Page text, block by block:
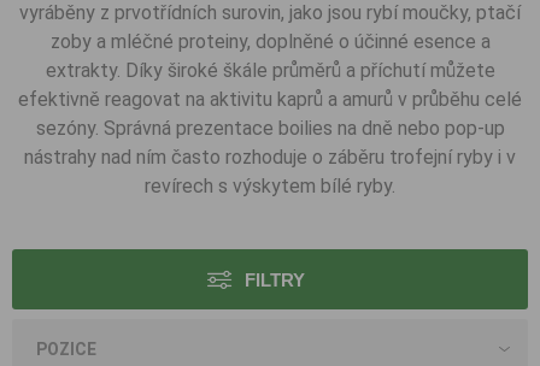
vyráběny z prvotřídních surovin, jako jsou rybí moučky, ptačí
zoby a mléčné proteiny, doplněné o účinné esence a
extrakty. Díky široké škále průměrů a příchutí můžete
efektivně reagovat na aktivitu kaprů a amurů v průběhu celé
sezóny. Správná prezentace boilies na dně nebo pop-up
nástrahy nad ním často rozhoduje o záběru trofejní ryby i v
revírech s výskytem bílé ryby.
FILTRY